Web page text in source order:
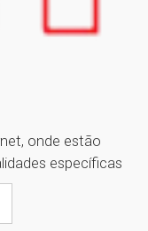
onde estão
específicas